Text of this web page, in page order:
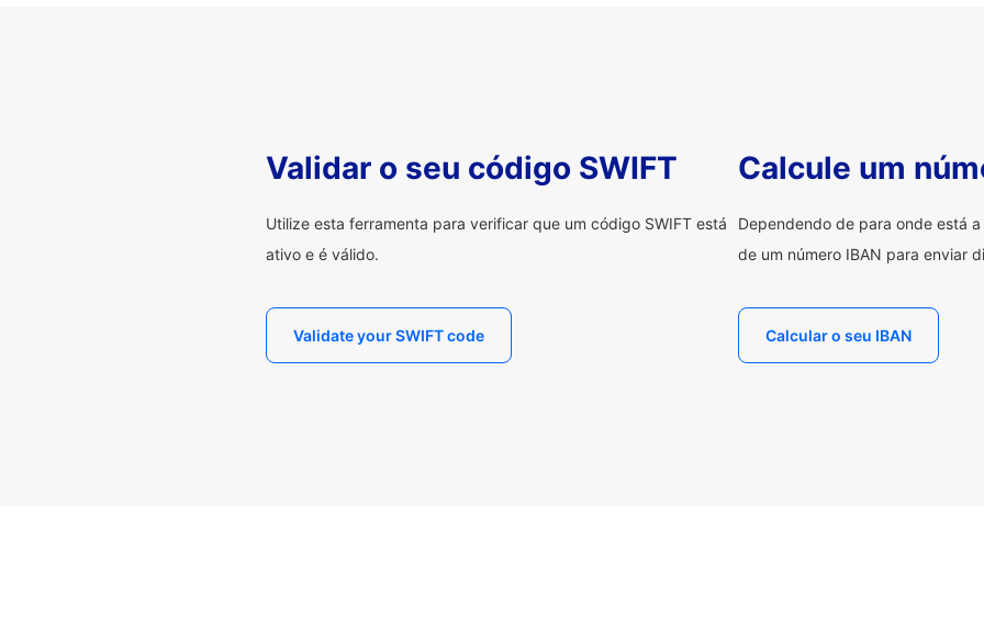
Validar o seu código SWIFT
Utilize esta ferramenta para verificar que um código SWIFT está
ativo e é válido.
Validate your SWIFT code
Calcule um
Dependendo de para onde está
de um número IBAN para enviar
Calcular o seu IBAN